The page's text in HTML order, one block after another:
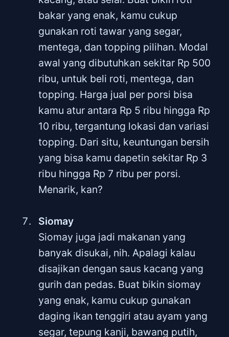
bakar yang enak, kamu cukup
gunakan roti tawar yang segar,
mentega, dan topping pilihan. Modal
awal yang dibutuhkan sekitar Rp 500
ribu, untuk beli roti, mentega, dan
topping. Harga jual per porsi bisa
kamu atur antara Rp 5 ribu hingga Rp
10 ribu, tergantung lokasi dan variasi
topping. Dari situ, keuntungan bersih
yang bisa kamu dapetin sekitar Rp 3
ribu hingga Rp 7 ribu per porsi.
Menarik, kan?
Siomay
Siomay juga jadi makanan yang
banyak disukai, nih. Apalagi kalau
disajikan dengan saus kacang yang
gurih dan pedas. Buat bikin siomay
yang enak, kamu cukup gunakan
daging ikan tenggiri atau ayam yang
segar, tepung kanji, bawang putih,